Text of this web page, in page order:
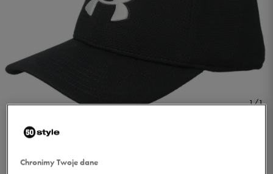
1/1
Chronimy Twoje dane